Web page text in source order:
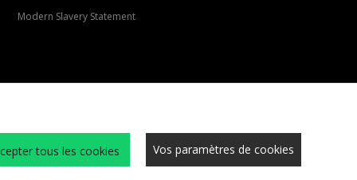
Modern Slavery Statement
Générales Cookies Carrières Sécurité du site Confidentialité
Vos paramètres de cookies
tous les cookies